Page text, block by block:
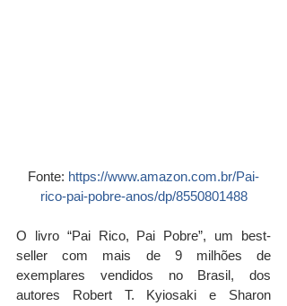
Fonte: https://www.amazon.com.br/Pai-
rico-pai-pobre-anos/dp/8550801488
O livro “Pai Rico, Pai Pobre”, um best-
seller com mais de 9 milhões de
exemplares vendidos no Brasil, dos
autores Robert T. Kyiosaki e Sharon